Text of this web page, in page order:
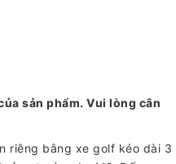
sản phẩm. Vui lòng cân
riêng bằng xe golf kéo dài 3